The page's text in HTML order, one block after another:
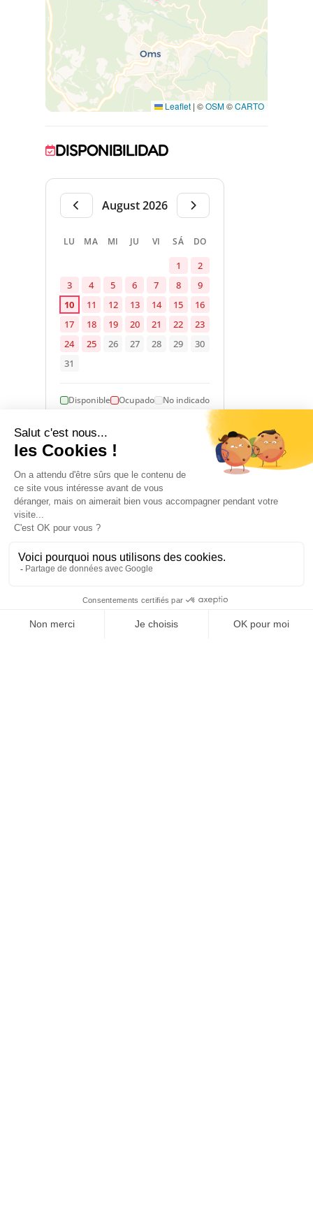
Leaflet | ©OSM©CARTO
DISPONIBILIDAD
August 2026
LU MA MI JU VI SÁ DO
1
2
3
4 5 6 7 8
9
10
11 12 13 14 15
16
17
18 19 20 21 22
23
24
25 26 27 28 29
30
31
Disponible Ocupado No indicado
1 January 2026 → 31 December 2026
ALOJAMIENTO
14habitación(es)